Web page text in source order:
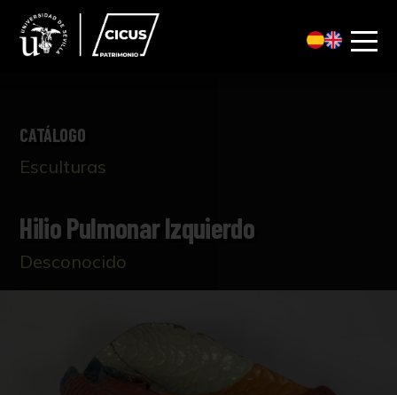
CATÁLOGO
Esculturas
Hilio Pulmonar Izquierdo
Desconocido